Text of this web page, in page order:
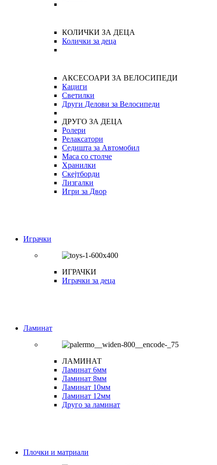
КОЛИЧКИ ЗА ДЕЦА
Колички за деца
АКСЕСОАРИ ЗА ВЕЛОСИПЕДИ
Кациги
Светилки
Други Делови за Велосипеди
ДРУГО ЗА ДЕЦА
Ролери
Релаксатори
Седишта за Автомобил
Маса со столче
Хранилки
Скејтборди
Лизгалки
Игри за Двор
Играчки
ИГРАЧКИ
Играчки за деца
Ламинат
ЛАМИНАТ
Ламинат 6мм
Ламинат 8мм
Ламинат 10мм
Ламинат 12мм
Друго за ламинат
Плочки и матриали